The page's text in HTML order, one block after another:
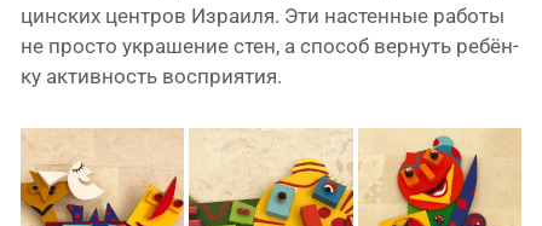
цин­ских цен­тров Израиля. Эти настен­ные рабо­ты
не про­сто укра­ше­ние стен, а спо­соб вер­нуть ребён­
ку актив­ность восприятия.